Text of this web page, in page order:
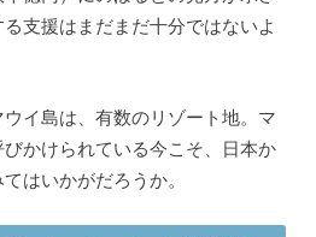
支援はまだまだ十分ではないよ
イ島は、有数のリゾート地。マ
かけられている今こそ、日本か
はいかがだろうか。